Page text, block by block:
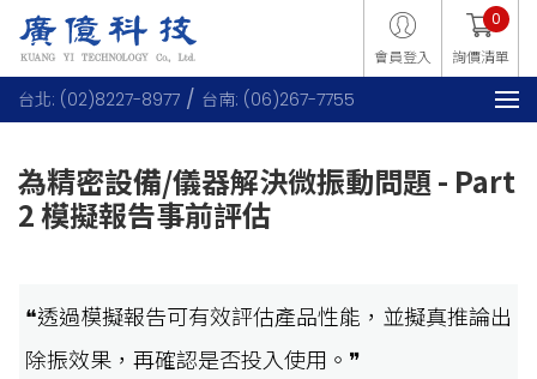
會員登入 詢價清單
0
台北: (02)8227-8977 台南: (06)267-7755
為精密設備/儀器解決微振動問題 - Part
2 模擬報告事前評估
❝透過模擬報告可有效評估產品性能，並擬真推論出
除振效果，再確認是否投入使用。❞